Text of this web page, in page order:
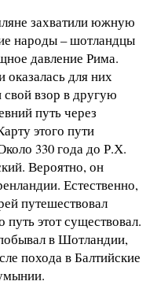
захватили южную
народы – шотландцы
давление Рима.
для них
взор в другую
путь через
этого пути
330 года до Р.Х.
Вероятно, он
Естественно,
путешествовал
этот существовал.
в Шотландии,
похода в Балтийские